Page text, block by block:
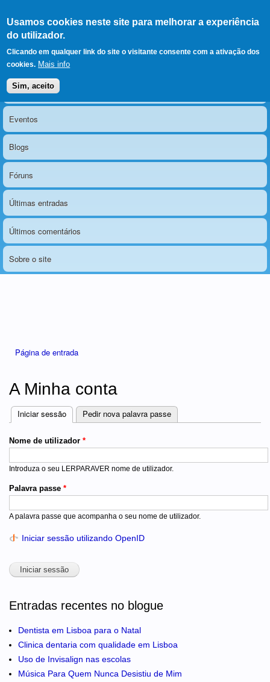
Usamos cookies neste site para melhorar a experiência
do utilizador.
Clicando em qualquer link do site o visitante consente com a ativação dos
cookies. Mais info
Sim, aceito
LERPARAVER , ir para a
página principal
O portal da visão diferente
Menu principal
Notícias
Eventos
Blogs
Fóruns
Últimas entradas
Últimos comentários
Sobre o site
Página de entrada
A Minha conta
Separadores
Iniciar sessão (separador ativo)
Pedir nova palavra passe
Nome de utilizador *
Introduza o seu LERPARAVER nome de utilizador.
Palavra passe *
A palavra passe que acompanha o seu nome de utilizador.
Iniciar sessão utilizando OpenID
Entradas recentes no blogue
Dentista em Lisboa para o Natal
Clinica dentaria com qualidade em Lisboa
Uso de Invisalign nas escolas
Música Para Quem Nunca Desistiu de Mim